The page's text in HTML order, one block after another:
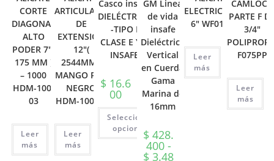
CORTE
DIAGONAL
ALTO
PODER 7″(
175 MM )
– 1000
HDM-100-
03
Leer
más
ARTICULADO
DE
EXTENSIÓN
12″(
2544MM )
MANGO PVC
NEGRO
HDM-100-35
Leer
más
Casco insafe
DIELÉCTRICO
-TIPO I
CLASE E Y G
INSAFE
$ 16.6
00
Seleccionar
opciones
Este
producto
GM Linea
de vida
insafe
Dieléctrica
Vertical
en Cuerda
Gama
Marina de
16mm
$ 428.
400 -
$ 3.48
ELECTRICISTA
6″ WF0110
Leer
más
CAMLOCK
PARTE F
3/4″
F075PP
Leer
más